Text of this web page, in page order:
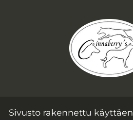
Sivusto rakennettu käyttäen